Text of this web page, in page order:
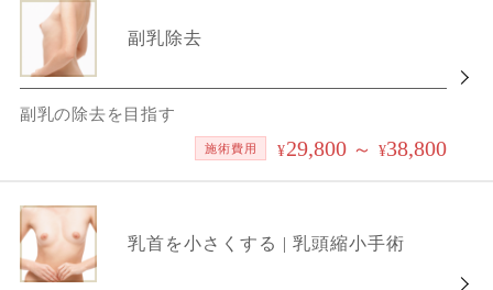
副乳除去
副乳の除去を目指す
施術費用 ¥29,800 ～ ¥38,800
乳首を小さくする | 乳頭縮小手術